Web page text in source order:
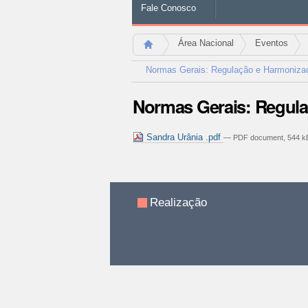
Fale Conosco
Área Nacional Eventos
Normas Gerais: Regulação e
Normas Gerais:
Sandra Urânia .pdf — PDF document, 544
documento
Realização